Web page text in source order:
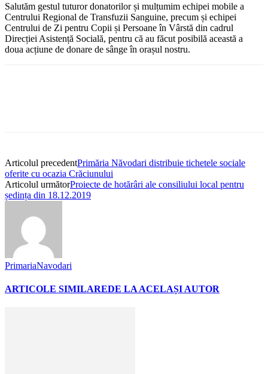
Salutăm gestul tuturor donatorilor și mulțumim echipei mobile a
Centrului Regional de Transfuzii Sanguine, precum și echipei
Centrului de Zi pentru Copii și Persoane în Vârstă din cadrul
Direcției Asistență Socială, pentru că au făcut posibilă această a
doua acțiune de donare de sânge în orașul nostru.
Articolul precedentPrimăria Năvodari distribuie tichetele sociale
oferite cu ocazia Crăciunului
Articolul următorProiecte de hotărâri ale consiliului local pentru
ședința din 18.12.2019
PrimariaNavodari
ARTICOLE SIMILAREDE LA ACELAȘI AUTOR